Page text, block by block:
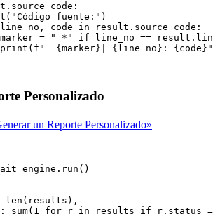
( "Código fuente: " )
line_no, code in result.source_code:
marker = " * " if line_no ==
print ( f " {marker} {line_no} : {code} "
Personalizado
un Reporte Personalizado»
engine. run ()
len ( results ),
: sum( 1 for r in results if r.status